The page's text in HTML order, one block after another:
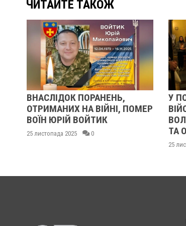
ЧИТАЙТЕ ТАКОЖ
ПОМЕР
У ПОЛТАВІ ПОПРОЩАЛИСЯ ІЗ
ВІЙСЬКОВИМИ
ВОЛОДИМИРОМ КАРЕНГІНИМ
ТА ОЛЕГОМ ЛІЩИНСЬКИМ